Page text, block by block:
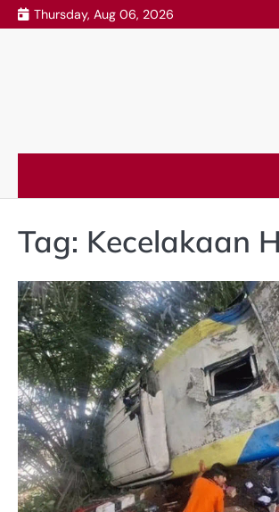
Skip
to
Thursday, Aug 06, 2026
Tag: Kecelakaan